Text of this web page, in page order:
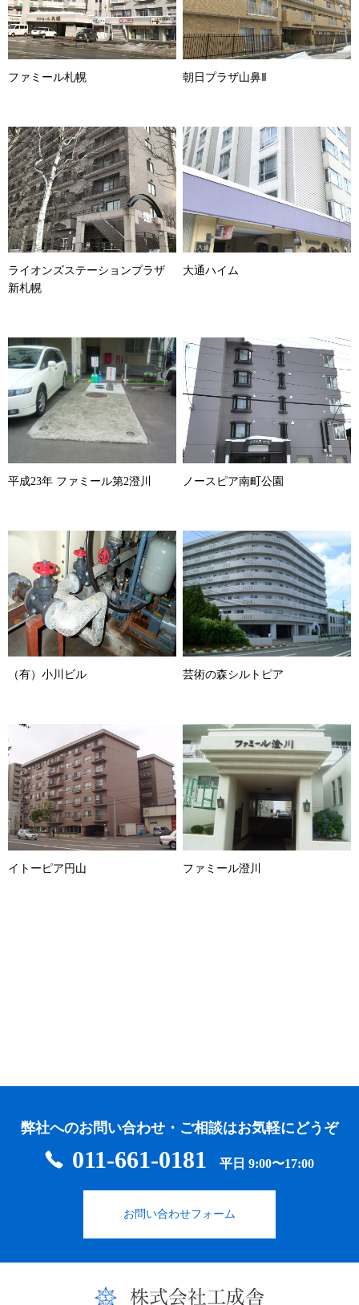
ファミール札幌 朝日プラザ山鼻Ⅱ
ライオンズステーションプラザ
新札幌
大通ハイム
平成23年 ファミール第2澄川 ノースピア南町公園
（有）小川ビル 芸術の森シルトピア
イトーピア円山 ファミール澄川
弊社へのお問い合わせ・ご相談はお気軽にどうぞ
011-661-0181 平日 9:00〜17:00
お問い合わせフォーム